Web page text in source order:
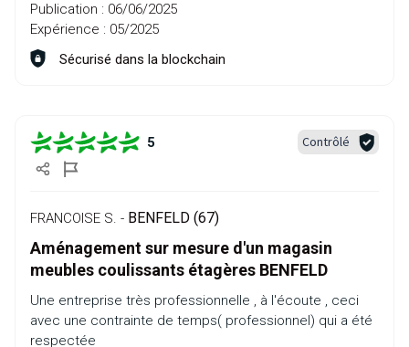
Publication : 06/06/2025
Expérience : 05/2025
Sécurisé dans la blockchain
5 Contrôlé
FRANCOISE S. - BENFELD (67)
Aménagement sur mesure d'un magasin
meubles coulissants étagères BENFELD
Une entreprise très professionnelle , à l'écoute , ceci
avec une contrainte de temps( professionnel) qui a été
respectée